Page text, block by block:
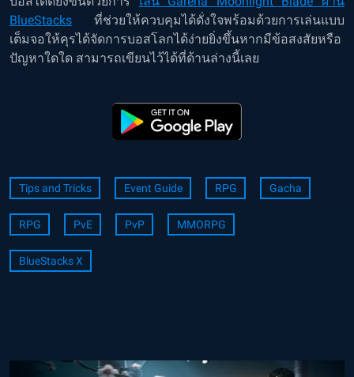
BlueStacks ที่ช่วยให้ควบคุมได้ดั่งใจพร้อมด้วยการเล่นแบบ
เต็มจอให้คุรได้จัดการบอสโลกได้ง่ายยิ่งขึ้นหากมีข้อสงสัยหรือ
ปัญหาใดใด สามารถเขียนไว้ได้ที่ด้านล่างนี้เลย
Tips and Tricks Event Guide RPG Gacha
RPG PvE PvP MMORPG
BlueStacks X